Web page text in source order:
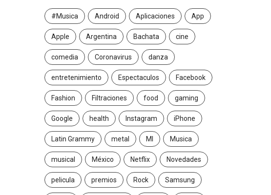
#Musica Android Aplicaciones App
Apple Argentina Bachata cine
comedia Coronavirus danza
entretenimiento Espectaculos Facebook
Fashion Filtraciones food gaming
Google health Instagram iPhone
Latin Grammy metal MI Musica
musical México Netflix Novedades
pelicula premios Rock Samsung